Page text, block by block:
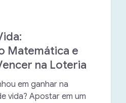
Matemática e
na Loteria
em ganhar na
vida? Apostar em um